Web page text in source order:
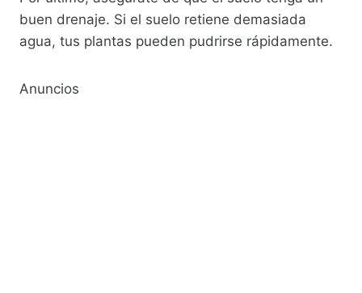
buen drenaje. Si el suelo retiene demasiada
agua, tus plantas pueden pudrirse rápidamente.
Anuncios